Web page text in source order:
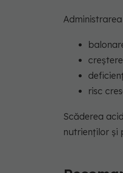
risc
Scăderea
nutrienților și